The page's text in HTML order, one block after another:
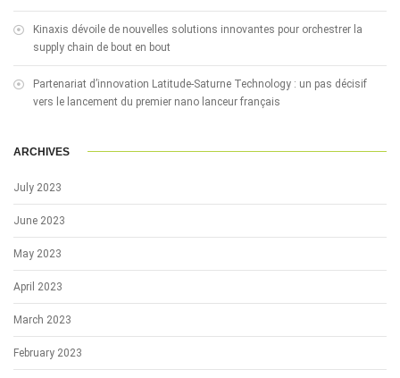
Kinaxis dévoile de nouvelles solutions innovantes pour orchestrer la
supply chain de bout en bout
Partenariat d’innovation Latitude-Saturne Technology : un pas décisif
vers le lancement du premier nano lanceur français
ARCHIVES
July 2023
June 2023
May 2023
April 2023
March 2023
February 2023